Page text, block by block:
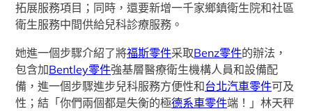
拓展服務項目；同時，還要新增一千家鄉鎮衛生院和社區
衛生服務中間供給兒科診療服務。
她進一個步驟介紹了將福斯零件采取Benz零件的辦法，
包含加Bentley零件強基層醫療衛生機構人員和設備配
備，進一個步驟進步兒科服務方便性和台北汽車零件可及
性；結「你們兩個都是失衡的極德系車零件端！」林天秤